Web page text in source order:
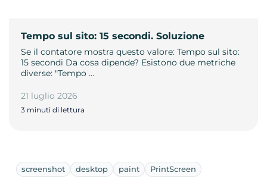
Tempo sul sito: 15 secondi. Soluzione
Se il contatore mostra questo valore: Tempo sul sito:
15 secondi Da cosa dipende? Esistono due metriche
diverse: "Tempo …
21 luglio 2026
3 minuti di lettura
screenshot desktop paint PrintScreen